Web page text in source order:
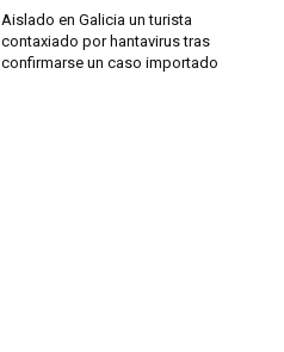
Aislado en Galicia un turista
contaxiado por hantavirus tras
confirmarse un caso importado